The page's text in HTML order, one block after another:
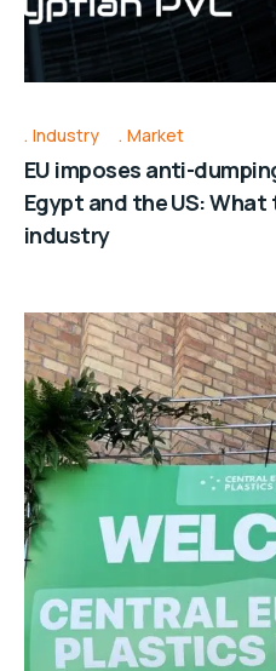
Industry Market
EU imposes anti-
Egypt and the US:
industry